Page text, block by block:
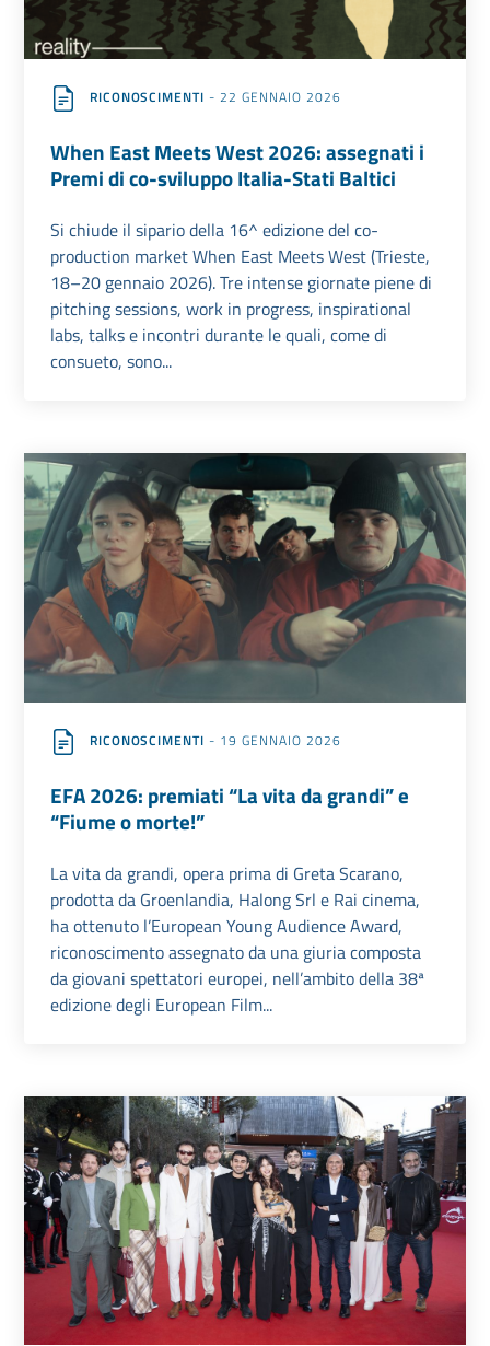
RICONOSCIMENTI - 22 GENNAIO 2026
When East Meets West 2026: assegnati i
Premi di co-sviluppo Italia-Stati Baltici
Si chiude il sipario della 16^ edizione del co-
production market When East Meets West (Trieste,
18–20 gennaio 2026). Tre intense giornate piene di
pitching sessions, work in progress, inspirational
labs, talks e incontri durante le quali, come di
consueto, sono...
RICONOSCIMENTI - 19 GENNAIO 2026
EFA 2026: premiati “La vita da grandi” e
“Fiume o morte!”
La vita da grandi, opera prima di Greta Scarano,
prodotta da Groenlandia, Halong Srl e Rai cinema,
ha ottenuto l’European Young Audience Award,
riconoscimento assegnato da una giuria composta
da giovani spettatori europei, nell’ambito della 38ª
edizione degli European Film...